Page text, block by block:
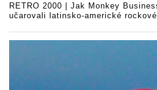
RETRO 2000 | Jak Monkey
učarovali latinsko-americké